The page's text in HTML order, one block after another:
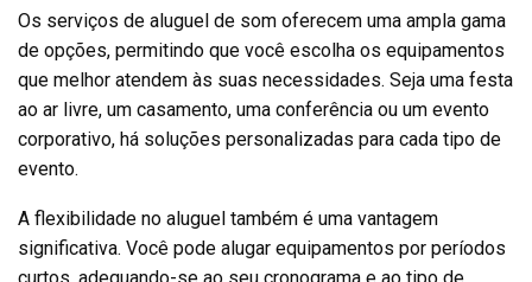
Os serviços de aluguel de som oferecem uma ampla gama
de opções, permitindo que você escolha os equipamentos
que melhor atendem às suas necessidades. Seja uma festa
ao ar livre, um casamento, uma conferência ou um evento
corporativo, há soluções personalizadas para cada tipo de
evento.
A flexibilidade no aluguel também é uma vantagem
significativa. Você pode alugar equipamentos por períodos